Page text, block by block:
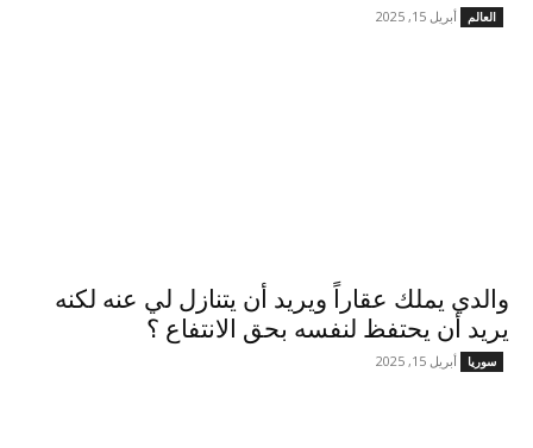
العالم أبريل 15, 2025
والدي يملك عقاراً ويريد أن يتنازل لي عنه لكنه
يريد أن يحتفظ لنفسه بحق الانتفاع ؟
سوريا أبريل 15, 2025